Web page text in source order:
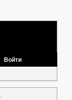
Войти